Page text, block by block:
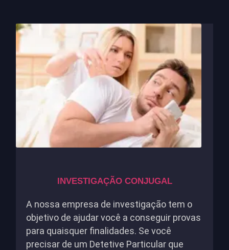
INVESTIGAÇÃO CONJUGAL
A nossa empresa de investigação tem o
objetivo de ajudar você a conseguir provas
para quaisquer finalidades. Se você
precisar de um Detetive Particular que